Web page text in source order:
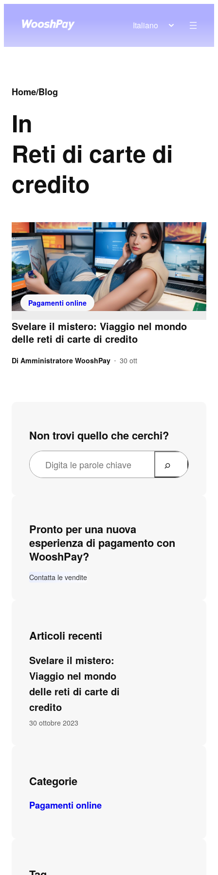
Italiano
Home/Blog
In
Reti di carte di
credito
Pagamenti online
Svelare il mistero: Viaggio nel mondo
delle reti di carte di credito
Di Amministratore WooshPay • 30 ott
Non trovi quello che cerchi?
Pronto per una nuova
esperienza di pagamento con
WooshPay?
Contatta le vendite
Articoli recenti
Svelare il mistero:
Viaggio nel mondo
delle reti di carte di
credito
30 ottobre 2023
Categorie
Pagamenti online